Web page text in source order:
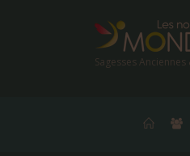
Sagesses